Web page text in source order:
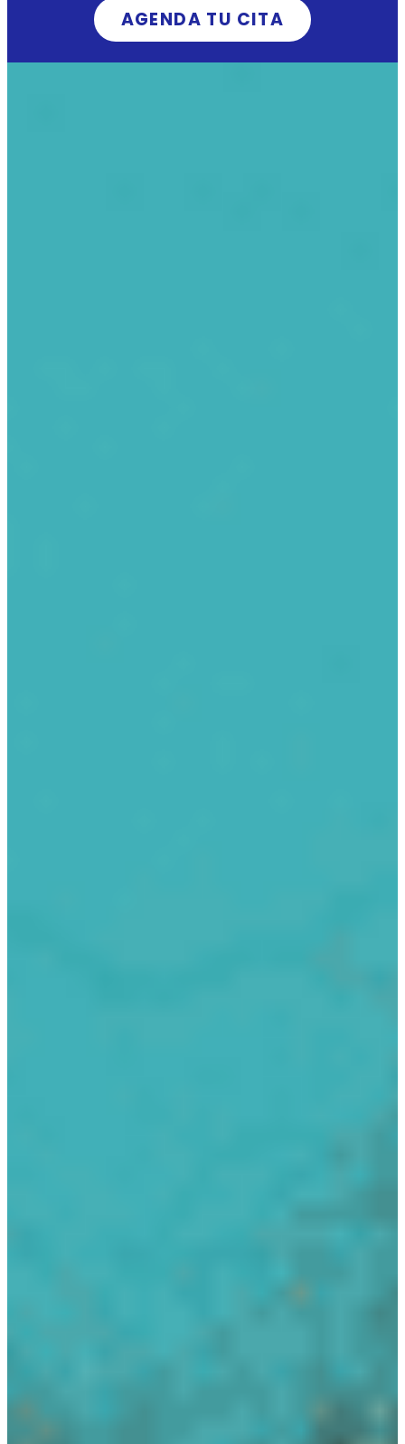
AGENDA TU CITA